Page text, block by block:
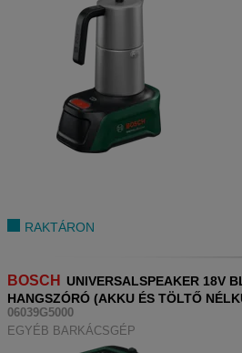
RAKTÁRON
BOSCH
UNIVERSALSPEAKER 18V
HANGSZÓRÓ (AKKU ÉS TÖLTŐ
06039G5000
EGYÉB BARKÁCSGÉP